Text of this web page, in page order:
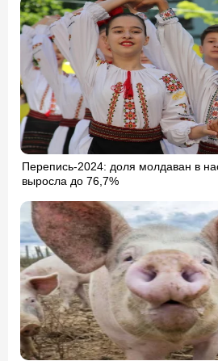
Перепись-2024: доля молдаван в
выросла до 76,7%